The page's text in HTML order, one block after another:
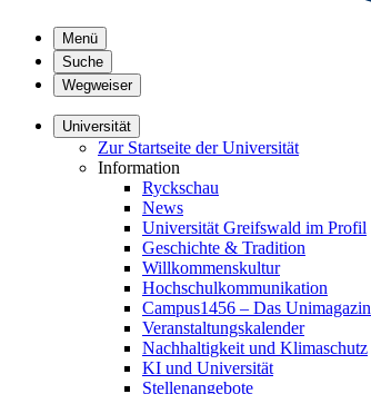
Menü
Suche
Wegweiser
Universität
Zur Startseite der Universität
Information
Ryckschau
News
Universität Greifswald im Profil
Geschichte & Tradition
Willkommenskultur
Hochschulkommunikation
Campus1456 – Das Unimagazin
Veranstaltungskalender
Nachhaltigkeit und Klimaschutz
KI und Universität
Stellenangebote